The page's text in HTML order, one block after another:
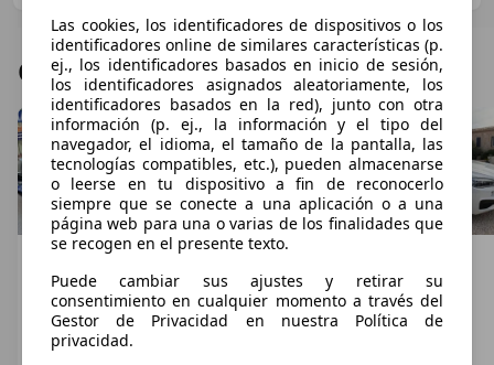
Las cookies, los identificadores de dispositivos o los
identificadores online de similares características (p.
ej., los identificadores basados en inicio de sesión,
los identificadores asignados aleatoriamente, los
identificadores basados en la red), junto con otra
información (p. ej., la información y el tipo del
navegador, el idioma, el tamaño de la pantalla, las
tecnologías compatibles, etc.), pueden almacenarse
o leerse en tu dispositivo a fin de reconocerlo
siempre que se conecte a una aplicación o a una
página web para una o varias de los finalidades que
se recogen en el presente texto.
Puede cambiar sus ajustes y retirar su
consentimiento en cualquier momento a través del
Gestor de Privacidad en nuestra Política de
privacidad.
Ofertas de BMW X6
BMW X6
xDrive 35dA
€ 13.9901
01/2009
297.534 km
BMW X6
xDrive 30dA
€ 42.990
X6 xDrive 40dA
€ 25.000